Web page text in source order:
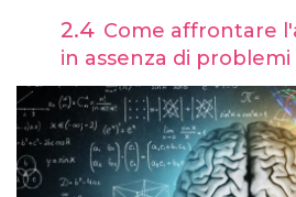
Come affrontare
in assenza di problemi